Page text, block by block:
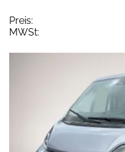
Preis:
MWSt: